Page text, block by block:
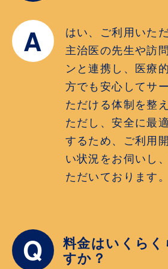
A
はい、ご利用いた
主治医の先生や訪
ンと連携し、医療
方でも安心してサ
ただける体制を整
ただし、安全に最
するため、ご利用
い状況をお伺いし
ただいております。
Q 料金はいくら
すか？